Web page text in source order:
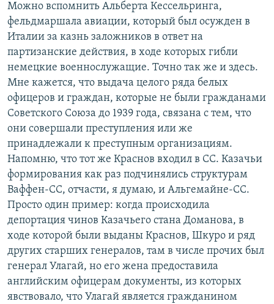
Можно вспомнить Альберта Кессельринга,
фельдмаршала авиации, который был осужден в
Италии за казнь заложников в ответ на
партизанские действия, в ходе которых гибли
немецкие военнослужащие. Точно так же и здесь.
Мне кажется, что выдача целого ряда белых
офицеров и граждан, которые не были гражданами
Советского Союза до 1939 года, связана с тем, что
они совершали преступления или же
принадлежали к преступным организациям.
Напомню, что тот же Краснов входил в СС. Казачьи
формирования как раз подчинялись структурам
Ваффен-СС, отчасти, я думаю, и Альгемайне-СС.
Просто один пример: когда происходила
депортация чинов Казачьего стана Доманова, в
ходе которой были выданы Краснов, Шкуро и ряд
других старших генералов, там в числе прочих был
генерал Улагай, но его жена предоставила
английским офицерам документы, из которых
явствовало, что Улагай является гражданином